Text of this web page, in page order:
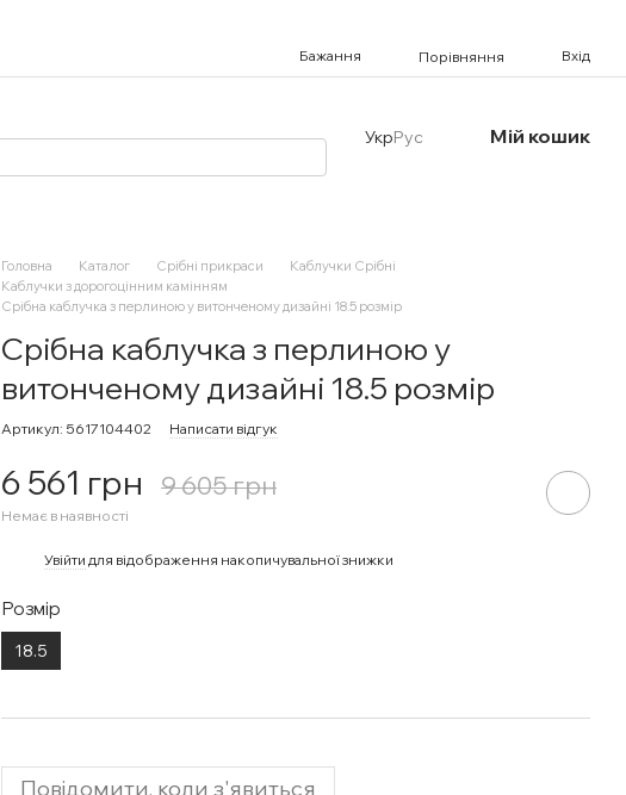
Бажання Порівняння Вхід
УкрРус Мій кошик
Головна Каталог Срібні прикраси
Каблучки Срібні
Каблучки з дорогоцінним камінням
Срібна каблучка з перлиною у витонченому дизайні 18.5 розмір
Срібна каблучка з перлиною у
витонченому дизайні 18.5 розмір
Артикул: 5617104402 Написати відгук
6 561 грн 9 605 грн
Немає в наявності
Увійти для відображення накопичувальної знижки
Розмір
18.5
Повідомити, коли з'явиться